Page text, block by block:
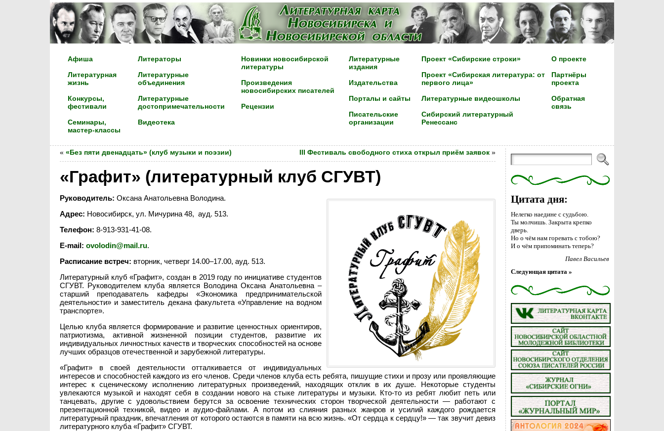
Афиша
Литературная
жизнь
Конкурсы,
фестивали
Семинары,
мастер-классы
Литераторы
Литературные
объединения
Литературные
достопримечательности
Видеотека
Новинки новосибирской
литературы
Произведения
новосибирских писателей
Рецензии
Литературные
издания
Издательства
Порталы и сайты
Писательские
организации
Проект «Сибирские строки»
Проект «Сибирская литература: от
первого лица»
Литературные видеошколы
Сибирский литературный
Ренессанс
О проекте
Партнёры
проекта
Обратная
связь
« «Без пяти двенадцать» (клуб музыки и поэзии) III Фестиваль свободного стиха открыл приём заявок»
«Графит» (литературный клуб СГУВТ)
Руководитель: Оксана Анатольевна Володина.
Адрес: Новосибирск, ул. Мичурина 48, ауд. 513.
Телефон: 8-913-931-41-08.
E-mail: ovolodin@mail.ru.
Расписаниевстреч: вторник, четверг 14.00–17.00, ауд. 513.
Литературный клуб «Графит», создан в 2019 году по инициативе студентов
СГУВТ. Руководителем клуба является Володина Оксана Анатольевна –
старший преподаватель кафедры «Экономика предпринимательской
деятельности» и заместитель декана факультета «Управление на водном
транспорте».
Целью клуба является формирование и развитие ценностных ориентиров,
патриотизма, активной жизненной позиции студентов, развитие их
индивидуальных личностных качеств и творческих способностей на основе
лучших образцов отечественной и зарубежной литературы.
«Графит» в своей деятельности отталкивается от индивидуальных
интересов и способностей каждого из его членов. Среди членов клуба есть ребята, пишущие стихи и прозу или проявляющие
интерес к сценическому исполнению литературных произведений, находящих отклик в их душе. Некоторые студенты
увлекаются музыкой и находят себя в создании нового на стыке литературы и музыки. Кто-то из ребят любит петь или
танцевать, другие с удовольствием берутся за освоение технических сторон творческой деятельности — работают с
презентационной техникой, видео и аудио-файлами. А потом из слияния разных жанров и усилий каждого рождается
литературный праздник, впечатления от которого остаются в памяти на всю жизнь. «От сердца к сердцу!» — так звучит девиз
литературного клуба «Графит» СГУВТ.
Цитата дня:
Нелегко наедине с судьбою.
Ты молчишь. Закрыта крепко
дверь.
Но о чём нам горевать с тобою?
И о чём припоминать теперь?
Павел Васильев
Следующая цитата »